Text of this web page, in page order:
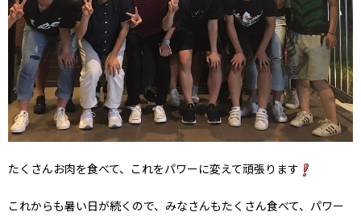
たくさんお肉を食べて、これをパワーに変えて頑張ります
これからも暑い日が続くので、みなさんもたくさん食べて、パワー